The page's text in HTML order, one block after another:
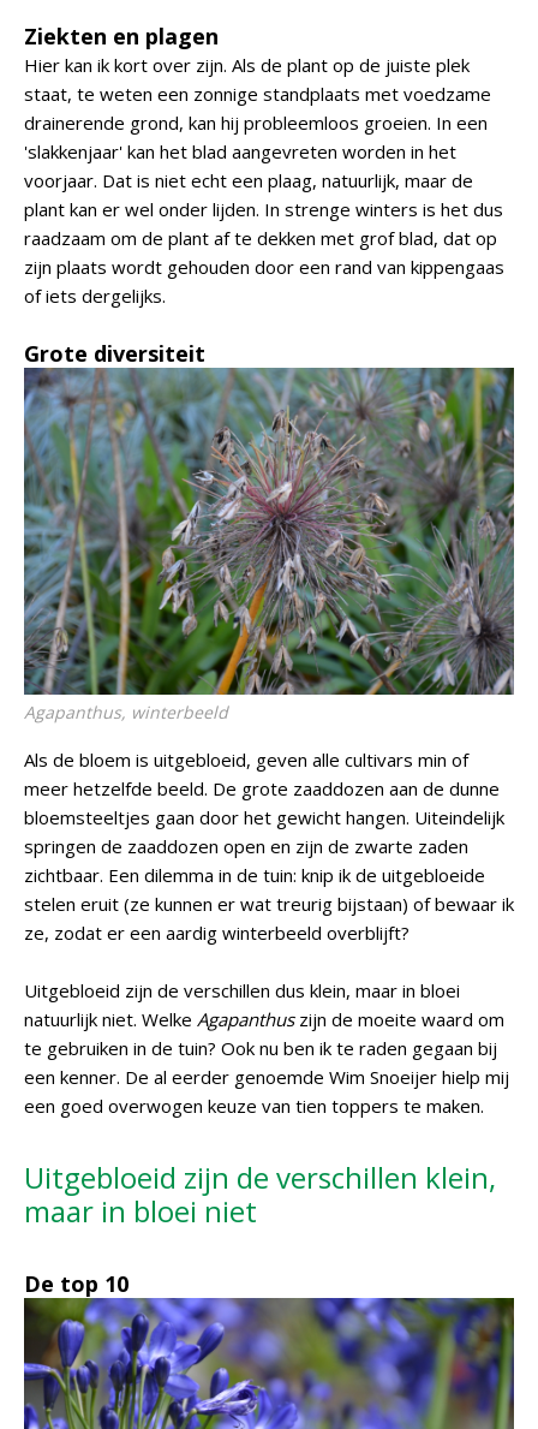
Ziekten en plagen
Hier kan ik kort over zijn. Als de plant op de juiste plek
staat, te weten een zonnige standplaats met voedzame
drainerende grond, kan hij probleemloos groeien. In een
'slakkenjaar' kan het blad aangevreten worden in het
voorjaar. Dat is niet echt een plaag, natuurlijk, maar de
plant kan er wel onder lijden. In strenge winters is het dus
raadzaam om de plant af te dekken met grof blad, dat op
zijn plaats wordt gehouden door een rand van kippengaas
of iets dergelijks.
Grote diversiteit
Agapanthus, winterbeeld
Als de bloem is uitgebloeid, geven alle cultivars min of
meer hetzelfde beeld. De grote zaaddozen aan de dunne
bloemsteeltjes gaan door het gewicht hangen. Uiteindelijk
springen de zaaddozen open en zijn de zwarte zaden
zichtbaar. Een dilemma in de tuin: knip ik de uitgebloeide
stelen eruit (ze kunnen er wat treurig bijstaan) of bewaar ik
ze, zodat er een aardig winterbeeld overblijft?
Uitgebloeid zijn de verschillen dus klein, maar in bloei
natuurlijk niet. Welke Agapanthuszijn de moeite waard om
te gebruiken in de tuin? Ook nu ben ik te raden gegaan bij
een kenner. De al eerder genoemde Wim Snoeijer hielp mij
een goed overwogen keuze van tien toppers te maken.
Uitgebloeid zijn de verschillen klein,
maar in bloei niet
De top 10